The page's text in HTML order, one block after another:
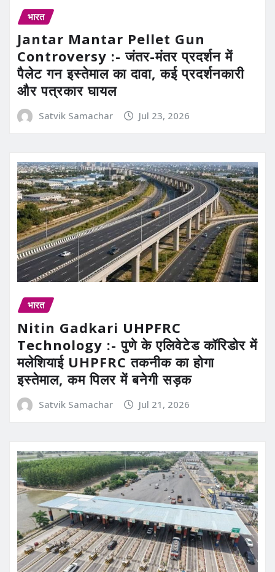
भारत
Jantar Mantar Pellet Gun
Controversy :- जंतर-मंतर प्रदर्शन में
पैलेट गन इस्तेमाल का दावा, कई प्रदर्शनकारी
और पत्रकार घायल
Satvik Samachar Jul 23, 2026
भारत
Nitin Gadkari UHPFRC
Technology :- पुणे के एलिवेटेड कॉरिडोर में
मलेशियाई UHPFRC तकनीक का होगा
इस्तेमाल, कम पिलर में बनेगी सड़क
Satvik Samachar Jul 21, 2026